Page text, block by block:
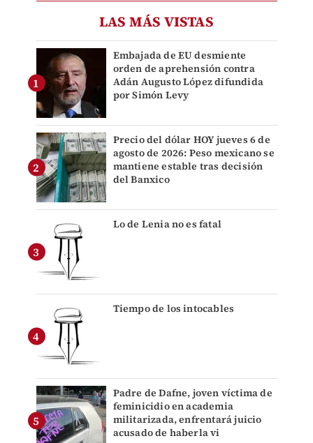
LAS MÁS VISTAS
Embajada de EU desmiente
orden de aprehensión contra
Adán Augusto López difundida
por Simón Levy
Precio del dólar HOY jueves 6 de
agosto de 2026: Peso mexicano se
mantiene estable tras decisión
del Banxico
Lo de Lenia no es fatal
Tiempo de los intocables
Padre de Dafne, joven víctima de
feminicidio en academia
militarizada, enfrentará juicio
acusado de haberla vi